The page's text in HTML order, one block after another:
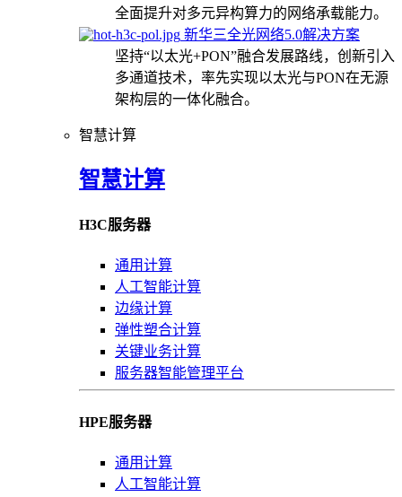
全面提升对多元异构算力的网络承载能力。
新华三全光网络5.0解决方案
坚持“以太光+PON”融合发展路线，创新引入
多通道技术，率先实现以太光与PON在无源
架构层的一体化融合。
智慧计算
智慧计算
H3C服务器
通用计算
人工智能计算
边缘计算
弹性塑合计算
关键业务计算
服务器智能管理平台
HPE服务器
通用计算
人工智能计算